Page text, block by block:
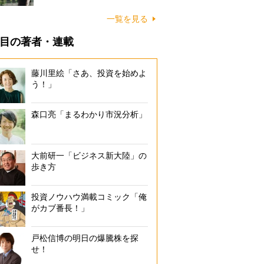
一覧を見る
の著者・連載
藤川里絵「さあ、投資を始めよ
う！」
森口亮「まるわかり市況分析」
大前研一「ビジネス新大陸」の
歩き方
投資ノウハウ満載コミック「俺
がカブ番長！」
戸松信博の明日の爆騰株を探
せ！